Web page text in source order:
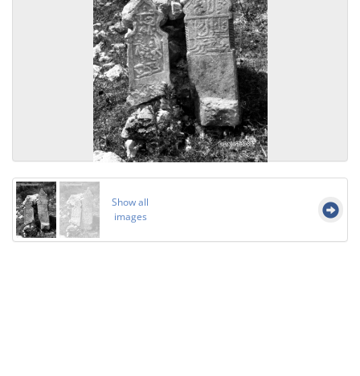
Show all
images